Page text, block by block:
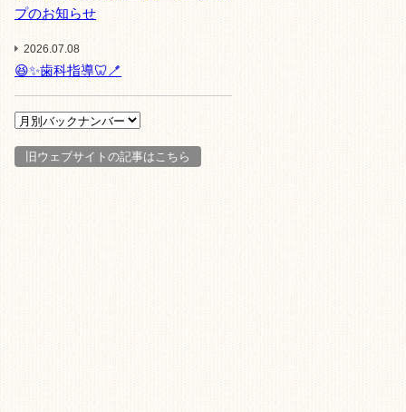
プのお知らせ
2026.07.08
😆✨歯科指導🦷🪥
旧ウェブサイトの記事はこちら